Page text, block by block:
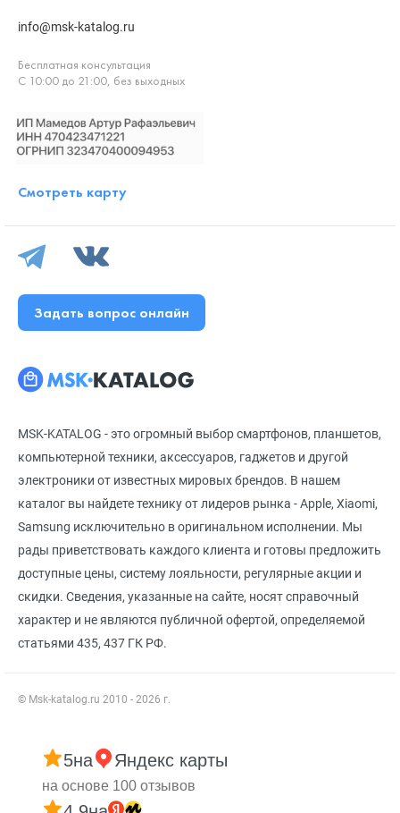
MSK-KATALOG - это огромный выбор смартфонов, планшетов,
компьютерной техники, аксессуаров, гаджетов и другой
электроники от известных мировых брендов. В нашем
каталог вы найдете технику от лидеров рынка - Apple, Xiaomi,
Samsung исключительно в оригинальном исполнении. Мы
рады приветствовать каждого клиента и готовы предложить
доступные цены, систему лояльности, регулярные акции и
скидки. Сведения, указанные на сайте, носят справочный
характер и не являются публичной офертой, определяемой
статьями 435, 437 ГК РФ.
© Msk-katalog.ru 2010 - 2026 г.
info@msk-katalog.ru
Бесплатная консультация
С 10:00 до 21:00, без выходных
Смотреть карту
Задать вопрос онлайн
5на Яндекс карты
на основе 100 отзывов